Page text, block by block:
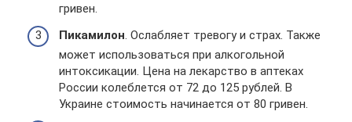
гривен.
Пикамилон . Ослабляет тревогу и страх. Также
может использоваться при алкогольной
интоксикации. Цена на лекарство в аптеках
России колеблется от 72 до 125 рублей. В
Украине стоимость начинается от 80 гривен.